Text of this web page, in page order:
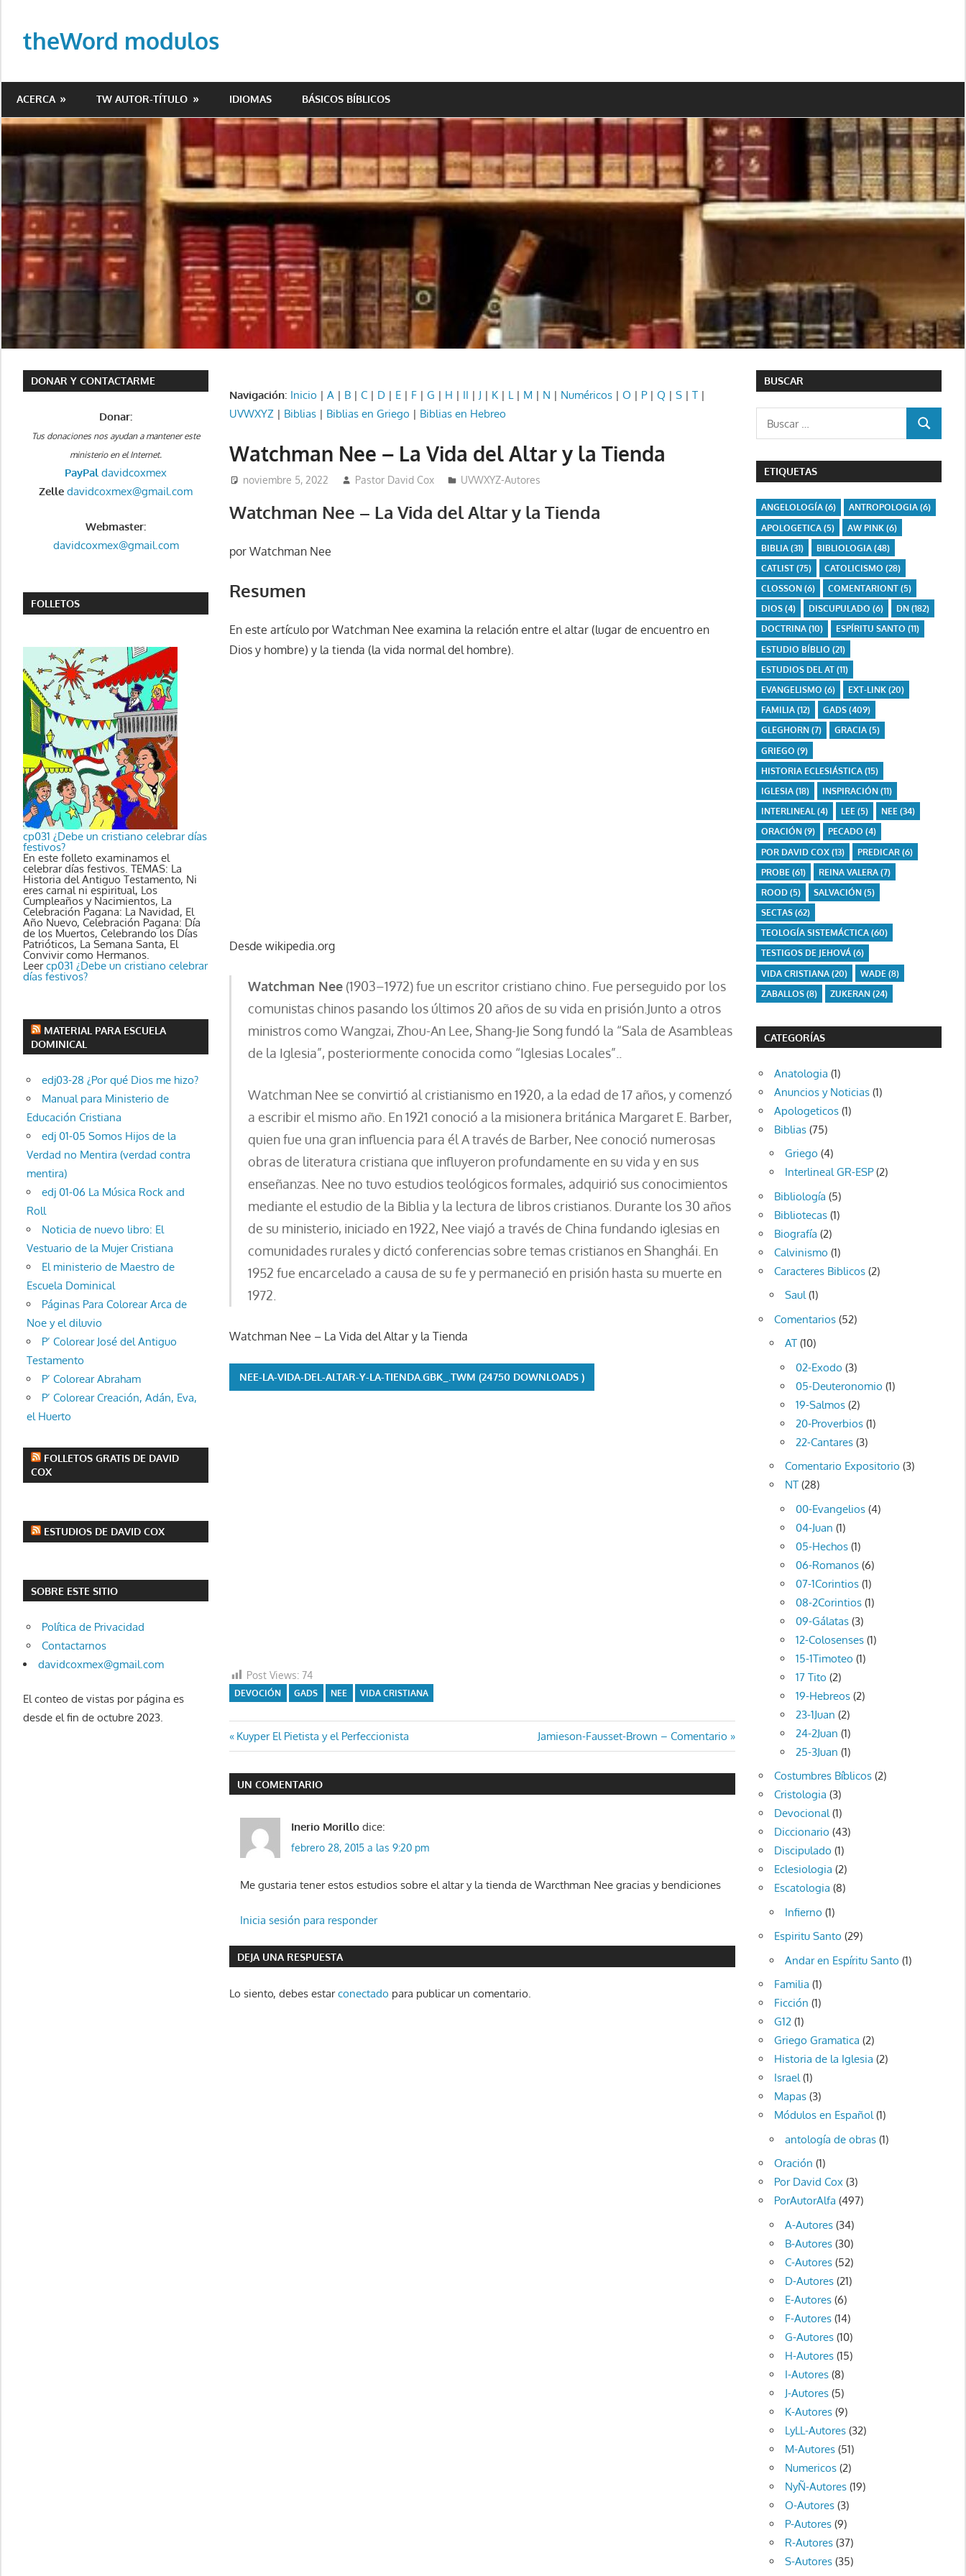
contenido
theWord modulos
modulos
para
ACERCA TW AUTOR-TÍTULO IDIOMAS BÁSICOS BÍBLICOS
Navigación: Inicio |A | B |C | D | E | F |G | H | II | J | K | L| M | N | Numéricos |O | P|Q |S |T |
UVWXYZ | Biblias | Biblias en Griego | Biblias en Hebreo
Watchman Nee – La Vida del Altar y la Tienda
noviembre 5, 2022 Pastor David Cox UVWXYZ-Autores
Watchman Nee – La Vida del Altar y la Tienda
por Watchman Nee
Resumen
En este artículo por Watchman Nee examina la relación entre el altar (lugar de encuentro en
Dios y hombre) y la tienda (la vida normal del hombre).
Desde wikipedia.org
Watchman Nee(1903–1972) fue un escritor cristiano chino. Fue perseguido por los
comunistas chinos pasando los últimos 20 años de su vida en prisión.Junto a otros
ministros como Wangzai, Zhou-An Lee, Shang-Jie Song fundó la “Sala de Asambleas
de la Iglesia”, posteriormente conocida como “Iglesias Locales”..
Watchman Nee se convirtió al cristianismo en 1920, a la edad de 17 años, y comenzó
a escribir el mismo año. En 1921 conoció a la misionera británica Margaret E. Barber,
quien fue una gran influencia para él A través de Barber, Nee conoció numerosas
obras de literatura cristiana que influyeron profundamente en su vida y en sus
enseñanzas. Nee no tuvo estudios teológicos formales, adquirió sus conocimientos
mediante el estudio de la Biblia y la lectura de libros cristianos. Durante los 30 años
de su ministerio, iniciado en 1922, Nee viajó a través de China fundando iglesias en
comunidades rurales y dictó conferencias sobre temas cristianos en Shanghái. En
1952 fue encarcelado a causa de su fe y permaneció en prisión hasta su muerte en
1972.
Watchman Nee – La Vida del Altar y la Tienda
NEE-LA-VIDA-DEL-ALTAR-Y-LA-TIENDA.GBK_.TWM (24750 DOWNLOADS )
Post Views: 74
DEVOCIÓN GADS NEE VIDA CRISTIANA
Navegación
de
entradas
Entrada
anterior:
Kuyper El Pietista y el Perfeccionista
Entrada
siguiente:
Jamieson-Fausset-Brown – Comentario
UN COMENTARIO
Inerio Morillo dice:
febrero 28, 2015 a las 9:20 pm
Me gustaria tener estos estudios sobre el altar y la tienda de Warcthman Nee gracias y bendiciones
Inicia sesión para responder
DEJA UNA RESPUESTA
Lo siento, debes estarconectado para publicar un comentario.
DONAR Y CONTACTARME
Donar:
Tus donaciones nos ayudan a mantener este
ministerio en el Internet.
PayPaldavidcoxmex
Zelle davidcoxmex@gmail.com
Webmaster:
davidcoxmex@gmail.com
FOLLETOS
cp031 ¿Debe un cristiano celebrar días
festivos?
En este folleto examinamos el
celebrar días festivos. TEMAS: La
Historia del Antiguo Testamento, Ni
eres carnal ni espiritual, Los
Cumpleaños y Nacimientos, La
Celebración Pagana: La Navidad, El
Año Nuevo, Celebración Pagana: Día
de los Muertos, Celebrando los Días
Patrióticos, La Semana Santa, El
Convivir como Hermanos.
Leercp031 ¿Debe un cristiano celebrar
días festivos?
MATERIAL PARA ESCUELA
DOMINICAL
edj03-28 ¿Por qué Dios me hizo?
Manual para Ministerio de
Educación Cristiana
edj 01-05 Somos Hijos de la
Verdad no Mentira (verdad contra
mentira)
edj 01-06 La Música Rock and
Roll
Noticia de nuevo libro: El
Vestuario de la Mujer Cristiana
El ministerio de Maestro de
Escuela Dominical
Páginas Para Colorear Arca de
Noe y el diluvio
P’ Colorear José del Antiguo
Testamento
P’ Colorear Abraham
P’ Colorear Creación, Adán, Eva,
el Huerto
FOLLETOS GRATIS DE DAVID
COX
ESTUDIOS DE DAVID COX
SOBRE ESTE SITIO
Política de Privacidad
Contactarnos
davidcoxmex@gmail.com
El conteo de vistas por página es
desde el fin de octubre 2023.
BUSCAR
BUSCAR
ETIQUETAS
ANGELOLOGÍA(6) ANTROPOLOGIA(6)
APOLOGETICA(5) AW PINK(6)
BIBLIA(31) BIBLIOLOGIA(48)
CATLIST(75) CATOLICISMO (28)
CLOSSON(6) COMENTARIONT(5)
DIOS(4) DISCUPULADO (6) DN(182)
DOCTRINA(10) ESPÍRITU SANTO (11)
ESTUDIO BÍBLIO (21)
ESTUDIOS DEL AT(11)
EVANGELISMO (6) EXT-LINK(20)
FAMILIA(12) GADS(409)
GLEGHORN(7) GRACIA(5)
GRIEGO (9)
HISTORIA ECLESIÁSTICA(15)
IGLESIA(18) INSPIRACIÓN(11)
INTERLINEAL(4) LEE(5) NEE(34)
ORACIÓN(9) PECADO (4)
POR DAVID COX(13) PREDICAR(6)
PROBE (61) REINA VALERA(7)
ROOD(5) SALVACIÓN(5)
SECTAS(62)
TEOLOGÍA SISTEMÁCTICA(60)
TESTIGOS DE JEHOVÁ(6)
VIDA CRISTIANA(20) WADE (8)
ZABALLOS(8) ZUKERAN(24)
CATEGORÍAS
Anatologia (1)
Anuncios y Noticias (1)
Apologeticos (1)
Biblias (75)
Griego (4)
Interlineal GR-ESP(2)
Bibliología (5)
Bibliotecas (1)
Biografía (2)
Calvinismo (1)
Caracteres Biblicos (2)
Saul(1)
Comentarios (52)
AT (10)
02-Exodo (3)
05-Deuteronomio (1)
19-Salmos (2)
20-Proverbios (1)
22-Cantares (3)
Comentario Expositorio (3)
NT (28)
00-Evangelios (4)
04-Juan (1)
05-Hechos (1)
06-Romanos (6)
07-1Corintios (1)
08-2Corintios (1)
09-Gálatas (3)
12-Colosenses (1)
15-1Timoteo (1)
17 Tito (2)
19-Hebreos (2)
23-1Juan (2)
24-2Juan (1)
25-3Juan (1)
Costumbres Bíblicos (2)
Cristologia (3)
Devocional(1)
Diccionario (43)
Discipulado (1)
Eclesiologia (2)
Escatologia (8)
Infierno (1)
Espiritu Santo (29)
Andar en Espíritu Santo (1)
Familia (1)
Ficción (1)
G12 (1)
Griego Gramatica (2)
Historia de la Iglesia (2)
Israel(1)
Mapas (3)
Módulos en Español(1)
antología de obras (1)
Oración (1)
Por David Cox (3)
PorAutorAlfa (497)
A-Autores (34)
B-Autores (30)
C-Autores (52)
D-Autores (21)
E-Autores (6)
F-Autores (14)
G-Autores (10)
H-Autores (15)
I-Autores (8)
J-Autores (5)
K-Autores (9)
LyLL-Autores (32)
M-Autores (51)
Numericos (2)
NyÑ-Autores (19)
O-Autores (3)
P-Autores (9)
R-Autores (37)
S-Autores (35)